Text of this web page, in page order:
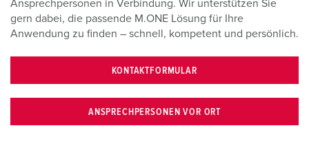
Ansprechpersonen in Verbindung. Wir unterstützen Sie
gern dabei, die passende M.ONE Lösung für Ihre
Anwendung zu finden – schnell, kompetent und persönlich.
KONTAKTFORMULAR
ANSPRECHPERSONEN VOR ORT